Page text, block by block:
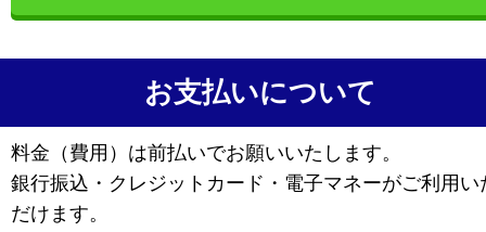
お支払いについて
料金（費用）は前払いでお願いいたします。
銀行振込・クレジットカード・電子マネーがご利用い
だけます。